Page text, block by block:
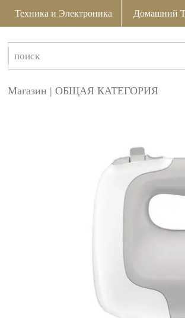
Техника и Электроника Домашний
Магазин |ОБЩАЯ КАТЕГОРИЯ